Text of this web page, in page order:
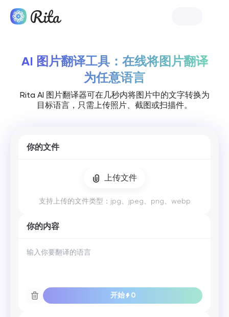
AI 图片翻译工具：在线将图片翻译
为任意语言
Rita AI 图片翻译器可在几秒内将图片中的文字转换为
目标语言，只需上传照片、截图或扫描件。
你的文件
上传文件
支持上传的文件类型：jpg、jpeg、png、webp
你的内容
开始 0